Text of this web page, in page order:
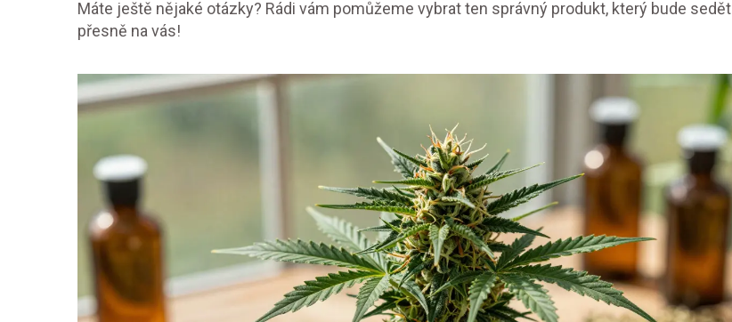
Máte ještě nějaké otázky? Rádi vám pomůžeme vybrat ten správný produkt, který bude sedět
přesně na vás!